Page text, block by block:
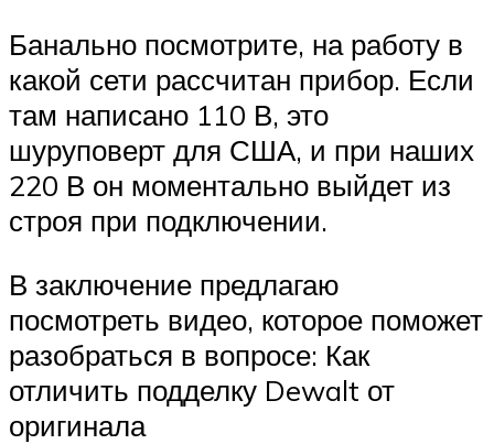
Банально посмотрите, на работу в
какой сети рассчитан прибор. Если
там написано 110 В, это
шуруповерт для США, и при наших
220 В он моментально выйдет из
строя при подключении.
В заключение предлагаю
посмотреть видео, которое поможет
разобраться в вопросе: Как
отличить подделку Dewalt от
оригинала